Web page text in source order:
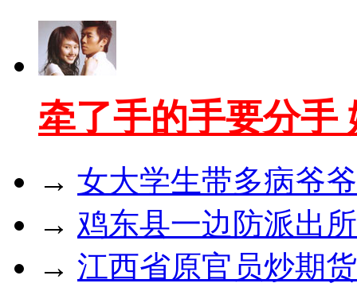
牵了手的手要分手
→ 女大学生带多病爷
→ 鸡东县一边防派出
→ 江西省原官员炒期